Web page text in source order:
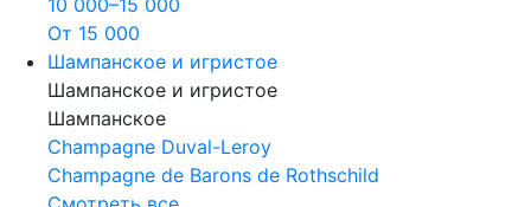
От 15 000
Шампанское и игристое
Шампанское и игристое
Шампанское
Champagne Duval-Leroy
Champagne de Barons de Rothschild